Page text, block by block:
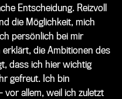
Entscheidung. Reizvoll
die Möglichkeit, mich
persönlich bei mir
die Ambitionen des
dass ich hier wichtig
gefreut. Ich bin
vor allem, weil ich zuletzt